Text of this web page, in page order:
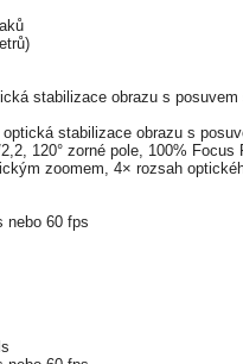
stabilizace obrazu s
stabilizace obrazu s
120° zorné pole, 100% Focus
zoomem, 4× rozsah
nebo 60 fps